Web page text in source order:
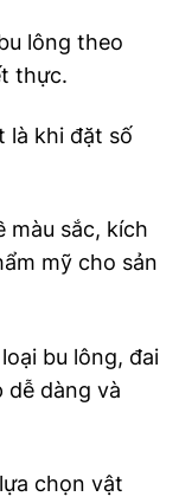
lông theo
thực.
là khi đặt số
màu sắc, kích
mỹ cho sản
bu lông, đai
dễ dàng và
chọn vật